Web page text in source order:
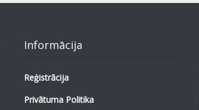
Informācija
Reģistrācija
Privātuma Politika